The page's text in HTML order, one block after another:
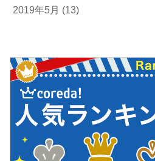
2019年5月 (13)